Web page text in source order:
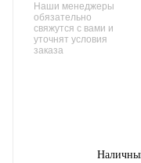
Наши менеджеры
обязательно
свяжутся с вами и
уточнят условия
заказа